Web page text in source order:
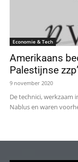
Economie & Tech
Amerikaans
Palestijnse
9 november 2020
De technici, werkzaam
Nablus en waren